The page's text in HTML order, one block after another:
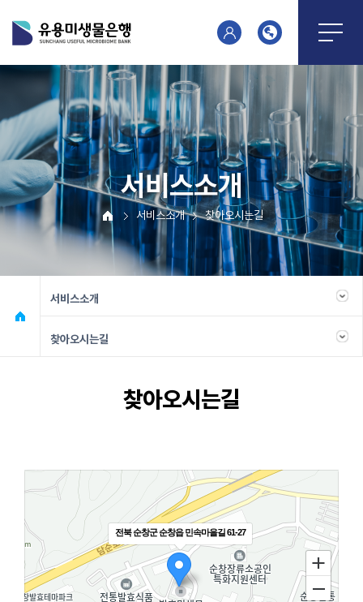
서비스소개
서비스소개 찾아오시는길
서비스소개
찾아오시는길
찾아오시는길
전북 순창군 순창읍 민속마을길 61-27